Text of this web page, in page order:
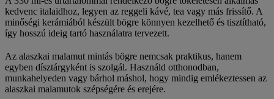
kedvenc italaidhoz, legyen az reggeli kávé, tea vagy más frissítő. A
minőségi kerámiából készült bögre könnyen kezelhető és tisztítható,
így hosszú ideig tartó használatra tervezett.
Az alaszkai malamut mintás bögre nemcsak praktikus, hanem
egyben dísztárgyként is szolgál. Használd otthonodban,
munkahelyeden vagy bárhol máshol, hogy mindig emlékeztessen az
alaszkai malamutok szépségére és erejére.